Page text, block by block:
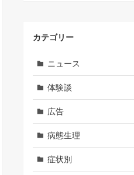
カテゴリー
ニュース
体験談
広告
病態生理
症状別